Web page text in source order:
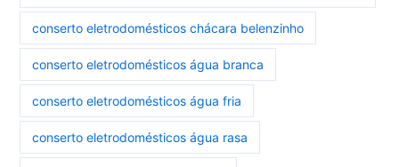
conserto eletrodomésticos chácara belenzinho
conserto eletrodomésticos água branca
conserto eletrodomésticos água fria
conserto eletrodomésticos água rasa